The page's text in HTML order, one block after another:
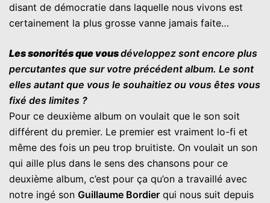
disant de démocratie dans laquelle nous vivons est
certainement la plus grosse vanne jamais faite…
Les sonorités que vousdéveloppez sont encore plus
percutantes que sur votre précédent album. Le sont
elles autant que vous le souhaitiez ou vous êtes vous
fixé des limites ?
Pour ce deuxième album on voulait que le son soit
différent du premier. Le premier est vraiment lo-fi et
même des fois un peu trop bruitiste. On voulait un son
qui aille plus dans le sens des chansons pour ce
deuxième album, c’est pour ça qu’on a travaillé avec
notre ingé son Guillaume Bordier qui nous suit depuis